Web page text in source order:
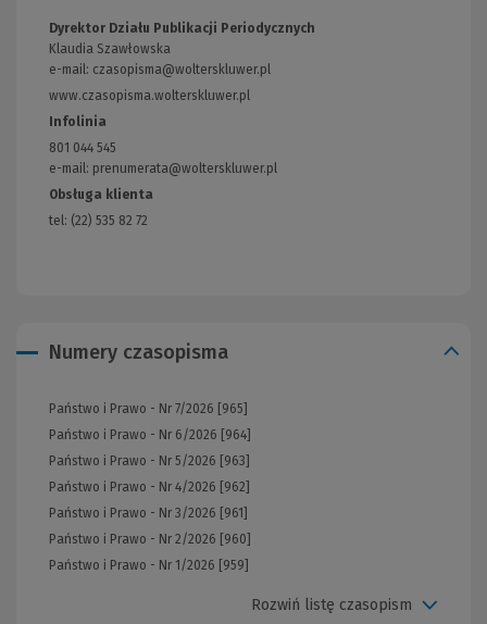
Dyrektor Działu Publikacji Periodycznych
Klaudia Szawłowska
e-mail: czasopisma@wolterskluwer.pl
www.czasopisma.wolterskluwer.pl
Infolinia
801 044 545
e-mail: prenumerata@wolterskluwer.pl
Obsługa klienta
tel: (22) 535 82 72
Numery czasopisma
Państwo i Prawo - Nr 7/2026 [965]
Państwo i Prawo - Nr 6/2026 [964]
Państwo i Prawo - Nr 5/2026 [963]
Państwo i Prawo - Nr 4/2026 [962]
Państwo i Prawo - Nr 3/2026 [961]
Państwo i Prawo - Nr 2/2026 [960]
Państwo i Prawo - Nr 1/2026 [959]
Rozwiń listę czasopism